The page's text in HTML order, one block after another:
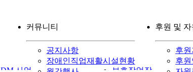
커뮤니티
공지사항
장애인직업재활시설현황
후원 및
후
후원